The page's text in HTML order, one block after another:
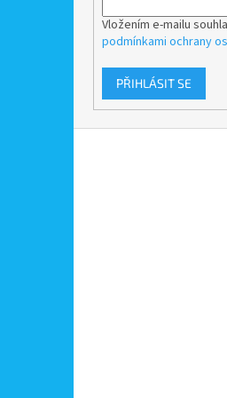
Vložením e-mailu
podmínkami ochrany
PŘIHLÁSIT SE